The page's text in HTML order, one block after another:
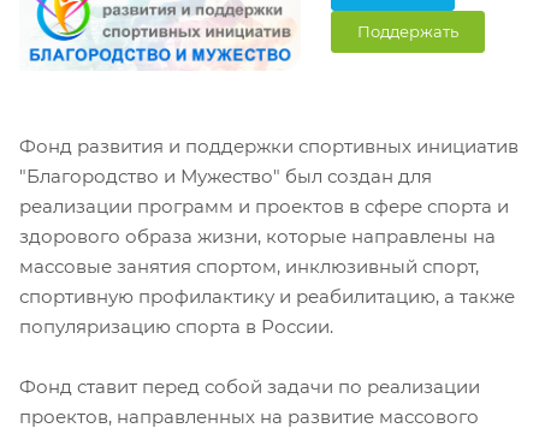
Поддержать
Фонд развития и поддержки спортивных инициатив
"Благородство и Мужество" был создан для
реализации программ и проектов в сфере спорта и
здорового образа жизни, которые направлены на
массовые занятия спортом, инклюзивный спорт,
спортивную профилактику и реабилитацию, а также
популяризацию спорта в России.
Фонд ставит перед собой задачи по реализации
проектов, направленных на развитие массового